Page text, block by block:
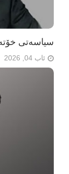
سیاسەتی
ئاب 04, 2026